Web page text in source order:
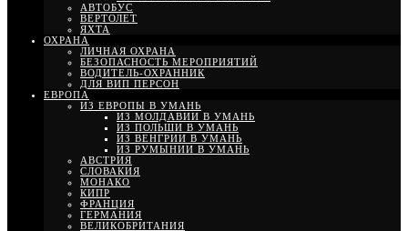
АВТОБУС
ВЕРТОЛЕТ
ЯХТА
ОХРАНА
ЛИЧНАЯ ОХРАНА
БЕЗОПАСНОСТЬ МЕРОПРИЯТИЙ
ВОДИТЕЛЬ-ОХРАННИК
ДЛЯ ВИП ПЕРСОН
ЕВРОПА
ИЗ ЕВРОПЫ В УМАНЬ
ИЗ МОЛДАВИИ В УМАНЬ
ИЗ ПОЛЬШИ В УМАНЬ
ИЗ ВЕНГРИИ В УМАНЬ
ИЗ РУМЫНИИ В УМАНЬ
АВСТРИЯ
СЛОВАКИЯ
МОНАКО
КИПР
ФРАНЦИЯ
ГЕРМАНИЯ
ВЕЛИКОБРИТАНИЯ